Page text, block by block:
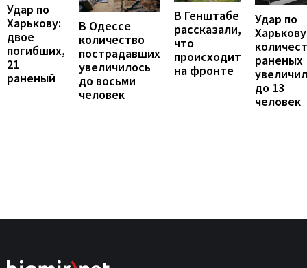
Удар по
Харькову:
двое
погибших,
21
раненый
В Одессе
количество
пострадавших
увеличилось
до восьми
человек
В Генштабе
рассказали,
что
происходит
на фронте
Удар по
раненых
до 13
человек